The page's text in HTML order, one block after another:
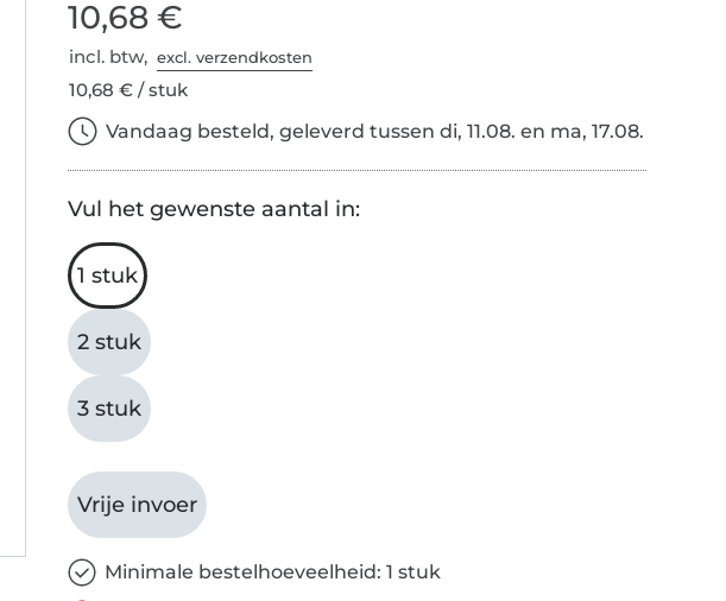
10,68 €
incl. btw,excl. verzendkosten
10,68 € / stuk
Vandaag besteld, geleverd tussen di, 11.08. en ma, 17.08.
Vul het gewenste aantal in:
1 stuk
2 stuk
3 stuk
Vrije invoer
Minimale bestelhoeveelheid: 1 stuk